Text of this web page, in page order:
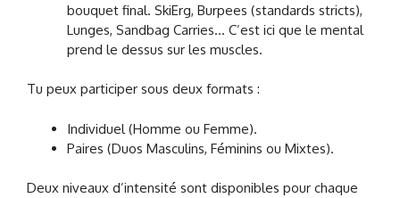
bouquet final. SkiErg, Burpees (standards stricts),
Lunges, Sandbag Carries… C’est ici que le mental
prend le dessus sur les muscles.
Tu peux participer sous deux formats :
Individuel (Homme ou Femme).
Paires (Duos Masculins, Féminins ou Mixtes).
Deux niveaux d’intensité sont disponibles pour chaque